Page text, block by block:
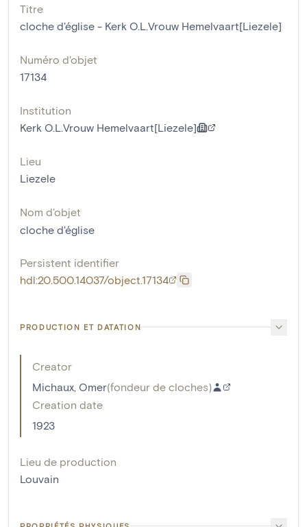
Titre
cloche d'église - Kerk O.L.Vrouw Hemelvaart[Liezele]
Numéro d'objet
17134
Institution
Kerk O.L.Vrouw Hemelvaart[Liezele]
Lieu
Liezele
Nom d'objet
cloche d'église
Persistent identifier
hdl:20.500.14037/object.17134
PRODUCTION ET DATATION
Creator
Michaux, Omer(fondeur de cloches)
Creation date
1923
Lieu de production
Louvain